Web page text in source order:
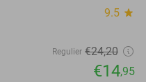
9.5 star
Regulier €24,20
€14,95